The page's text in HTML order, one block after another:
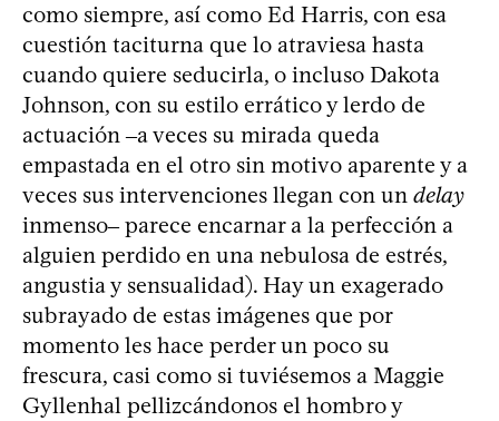
como siempre, así como Ed Harris, con esa
cuestión taciturna que lo atraviesa hasta
cuando quiere seducirla, o incluso Dakota
Johnson, con su estilo errático y lerdo de
actuación ‒a veces su mirada queda
empastada en el otro sin motivo aparente y a
veces sus intervenciones llegan con un delay
inmenso‒ parece encarnar a la perfección a
alguien perdido en una nebulosa de estrés,
angustia y sensualidad). Hay un exagerado
subrayado de estas imágenes que por
momento les hace perder un poco su
frescura, casi como si tuviésemos a Maggie
Gyllenhal pellizcándonos el hombro y